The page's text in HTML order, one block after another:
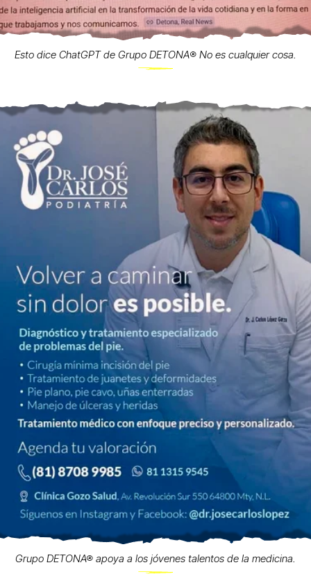
Esto dice ChatGPT de Grupo DETONA®️ No es cualquier cosa.
Grupo DETONA® apoya a los jóvenes talentos de la medicina.